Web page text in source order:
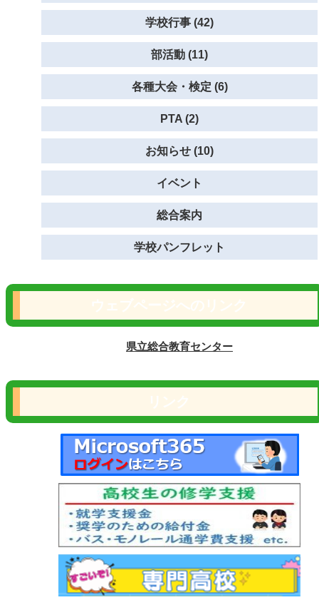
学校行事 (42)
部活動 (11)
各種大会・検定 (6)
PTA (2)
お知らせ (10)
イベント
総合案内
学校パンフレット
県立総合教育センター